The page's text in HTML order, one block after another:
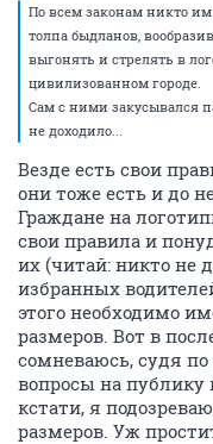
По всем законам никто им
толпа быдланов,
выгонять и стрелять в
цивилизованном городе.
Сам с ними закусывался
не доходило...
Везде есть свои
они тоже есть и до
Граждане на
свои правила и
их (читай: никто не
избранных
этого необходимо
размеров. Вот в
сомневаюсь, судя
вопросы на публику
кстати, я
размеров. Уж